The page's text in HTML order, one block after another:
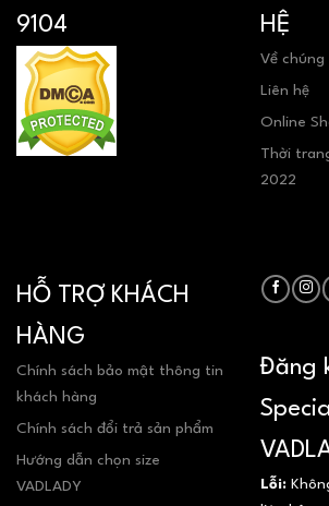
9104
HỆ
Về
Liên hệ
Online
Thời
2022
HỖ TRỢ KHÁCH
HÀNG
Chính sách bảo mật thông tin
khách hàng
Chính sách đổi trả sản phẩm
Hướng dẫn chọn size
VADLADY
Đăng
Lỗi: